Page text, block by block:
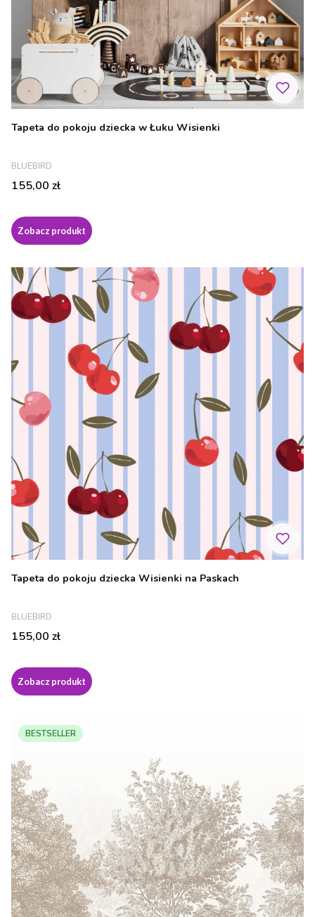
Tapeta do pokoju dziecka w Łuku Wisienki
PRODUCENT
BLUEBIRD
Cena
155,00 zł
Zobacz produkt
Tapeta do pokoju dziecka Wisienki na Paskach
PRODUCENT
BLUEBIRD
Cena
155,00 zł
Zobacz produkt
BESTSELLER